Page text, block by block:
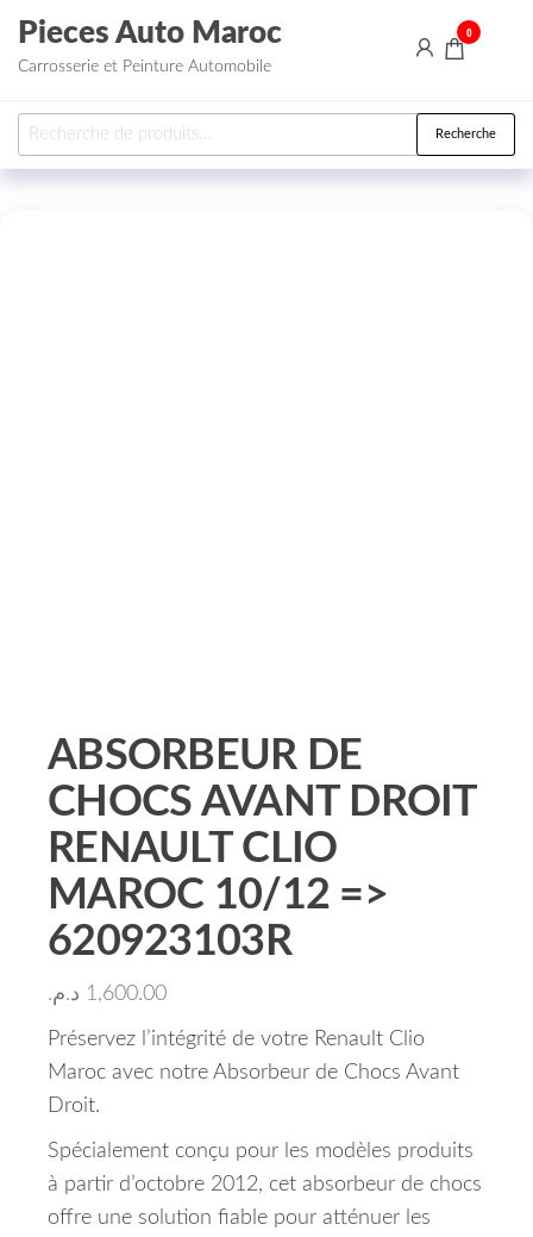
Aller au contenu
Pieces Auto Maroc
Carrosserie et Peinture Automobile
0
Recherche pour : Recherche
ABSORBEUR DE
CHOCS AVANT DROIT
RENAULT CLIO
MAROC 10/12 =>
620923103R
1,600.00 د.م.
Préservez l’intégrité de votre Renault Clio
Maroc avec notre Absorbeur de Chocs Avant
Droit.
Spécialement conçu pour les modèles produits
à partir d’octobre 2012, cet absorbeur de chocs
offre une solution fiable pour atténuer les